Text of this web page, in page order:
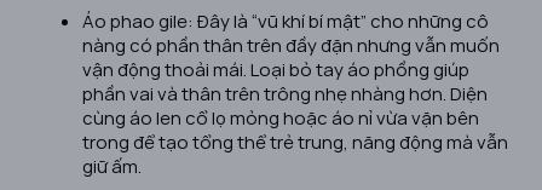
Áo phao gile: Đây là “vũ khí bí mật” cho những cô
nàng có phần thân trên đầy đặn nhưng vẫn muốn
vận động thoải mái. Loại bỏ tay áo phồng giúp
phần vai và thân trên trông nhẹ nhàng hơn. Diện
cùng áo len cổ lọ mỏng hoặc áo nỉ vừa vặn bên
trong để tạo tổng thể trẻ trung, năng động mà vẫn
giữ ấm.